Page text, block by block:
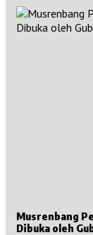
Musrenbang
Dibuka oleh